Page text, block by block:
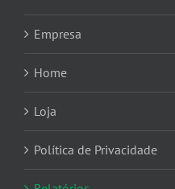
Empresa
Home
Loja
Política de Privacidade